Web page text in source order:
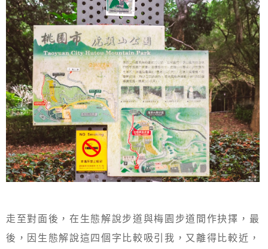
走至對面後，在生態解說步道與梅園步道間作抉擇，最
後，因生態解說這四個字比較吸引我，又離得比較近，